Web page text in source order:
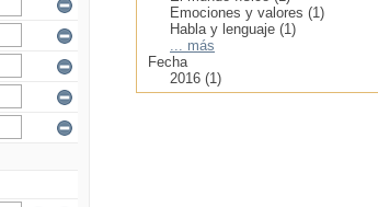
Emociones y valores (1)
Habla y lenguaje (1)
... más
Fecha
2016 (1)